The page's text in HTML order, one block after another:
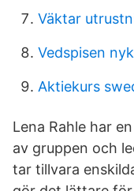
Väktar
Vedspisen
Aktiekurs
Lena Rahle har
av gruppen och
tar tillvara